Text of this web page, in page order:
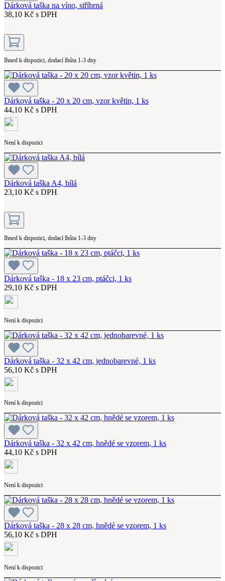
Dárková taška na víno, stříbrná
38,10 Kč s DPH
Ihned k dispozici, dodací lhůta 1-3 dny
Dárková taška - 20 x 20 cm, vzor květin, 1 ks
44,10 Kč s DPH
Není k dispozici
Dárková taška A4, bílá
23,10 Kč s DPH
Ihned k dispozici, dodací lhůta 1-3 dny
Dárková taška - 18 x 23 cm, ptáčci, 1 ks
29,10 Kč s DPH
Není k dispozici
Dárková taška - 32 x 42 cm, jednobarevné, 1 ks
56,10 Kč s DPH
Není k dispozici
Dárková taška - 32 x 42 cm, hnědé se vzorem, 1 ks
44,10 Kč s DPH
Není k dispozici
Dárková taška - 28 x 28 cm, hnědé se vzorem, 1 ks
56,10 Kč s DPH
Není k dispozici